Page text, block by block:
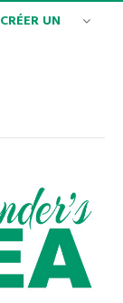
CRÉER UN